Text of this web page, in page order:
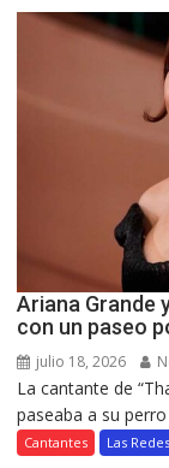
Ariana Grande
con un paseo
julio 18, 2026
La cantante de
paseaba a su
Cantantes Las Redes